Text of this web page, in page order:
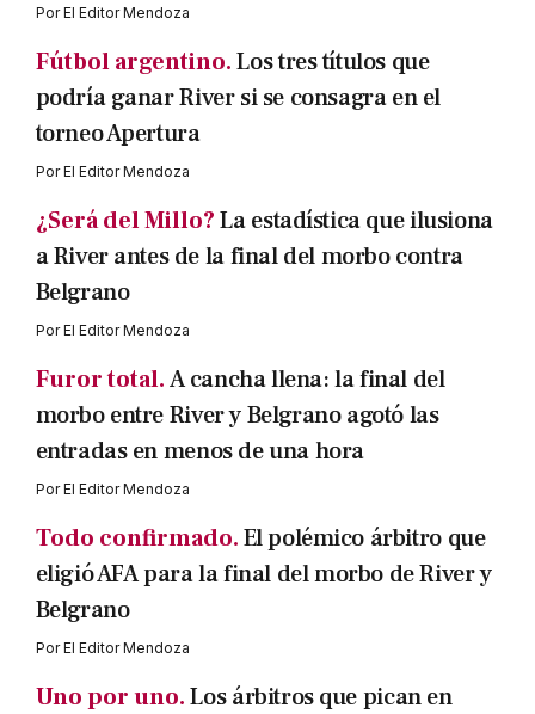
PorEl Editor Mendoza
Fútbol argentino.Los tres títulos que
podría ganar River si se consagra en el
torneo Apertura
PorEl Editor Mendoza
¿Será del Millo?La estadística que ilusiona
a River antes de la final del morbo contra
Belgrano
PorEl Editor Mendoza
Furor total.A cancha llena: la final del
morbo entre River y Belgrano agotó las
entradas en menos de una hora
PorEl Editor Mendoza
Todo confirmado.El polémico árbitro que
eligió AFA para la final del morbo de River y
Belgrano
PorEl Editor Mendoza
Uno por uno.Los árbitros que pican en